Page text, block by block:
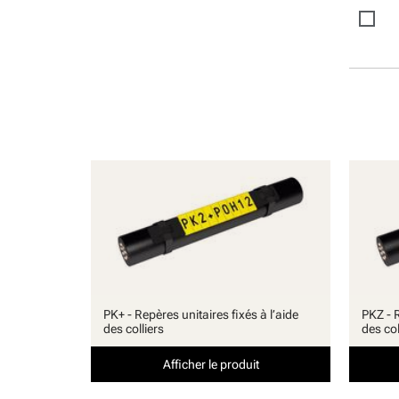
PK+ - Repères unitaires fixés à l’aide
des colliers
Afficher le produit
PKZ -
des